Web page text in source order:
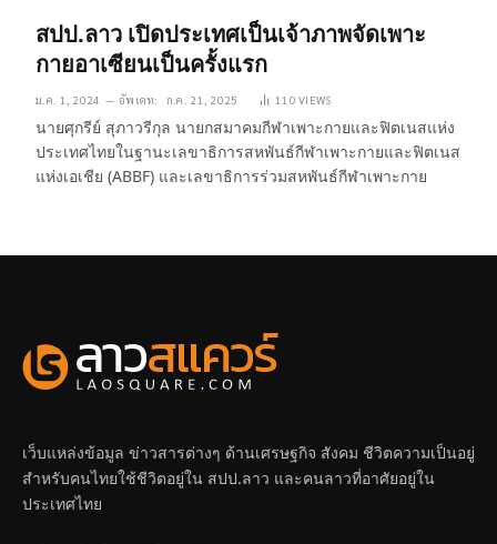
สปป.ลาว เปิดประเทศเป็นเจ้าภาพจัดเพาะ
กายอาเซียนเป็นครั้งแรก
ม.ค. 1, 2024 อัพเดท: ก.ค. 21, 2025 110VIEWS
นายศุกรีย์ สุภาวรีกุล นายกสมาคมกีฬาเพาะกายและฟิตเนสแห่ง
ประเทศไทยในฐานะเลขาธิการสหพันธ์กีฬาเพาะกายและฟิตเนส
แห่งเอเชีย (ABBF) และเลขาธิการร่วมสหพันธ์กีฬาเพาะกาย
เว็บแหล่งข้อมูล ข่าวสารต่างๆ ด้านเศรษฐกิจ สังคม ชีวิตความเป็นอยู่
สำหรับคนไทยใช้ชีวิตอยู่ใน สปป.ลาว และคนลาวที่อาศัยอยู่ใน
ประเทศไทย